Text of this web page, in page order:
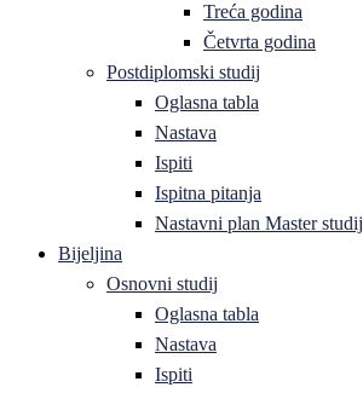
Treća godina
Četvrta godina
Postdiplomski studij
Oglasna tabla
Nastava
Ispiti
Ispitna pitanja
Nastavni plan Master studij
Bijeljina
Osnovni studij
Oglasna tabla
Nastava
Ispiti